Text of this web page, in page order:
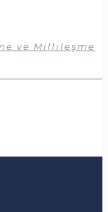
ve Millileşme